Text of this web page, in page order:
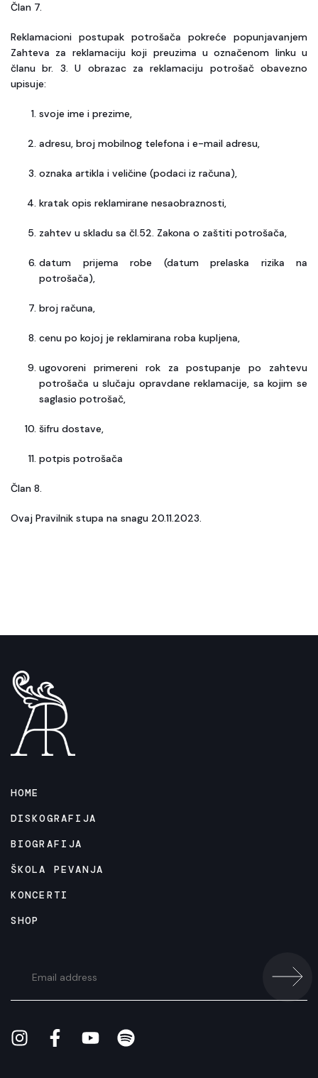
Član 7.
Reklamacioni postupak potrošača pokreće popunjavanjem
Zahteva za reklamaciju koji preuzima u označenom linku u
članu br. 3. U obrazac za reklamaciju potrošač obavezno
upisuje:
svoje ime i prezime,
adresu, broj mobilnog telefona i e-mail adresu,
oznaka artikla i veličine (podaci iz računa),
kratak opis reklamirane nesaobraznosti,
zahtev u skladu sa čl.52. Zakona o zaštiti potrošača,
datum prijema robe (datum prelaska rizika na
potrošača),
broj računa,
cenu po kojoj je reklamirana roba kupljena,
ugovoreni primereni rok za postupanje po zahtevu
potrošača u slučaju opravdane reklamacije, sa kojim se
saglasio potrošač,
šifru dostave,
potpis potrošača
Član 8.
Ovaj Pravilnik stupa na snagu 20.11.2023.
HOME
DISKOGRAFIJA
BIOGRAFIJA
ŠKOLA PEVANJA
KONCERTI
SHOP